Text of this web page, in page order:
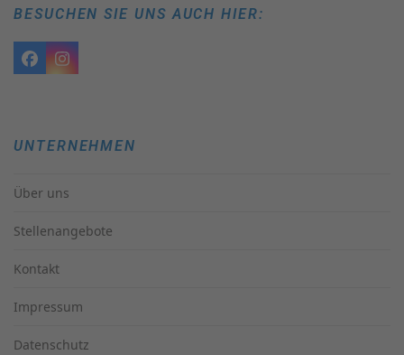
BESUCHEN SIE UNS AUCH HIER:
FacebookInstagram
UNTERNEHMEN
Über uns
Stellenangebote
Kontakt
Impressum
Datenschutz